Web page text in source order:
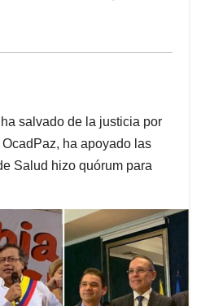
salvado de la justicia por
ha apoyado las
Salud hizo quórum para